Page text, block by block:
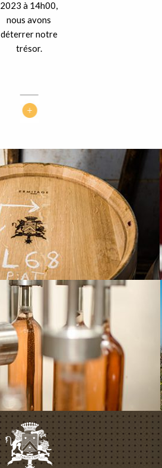
2023 à 14h00,
nous avons
déterrer notre
trésor.